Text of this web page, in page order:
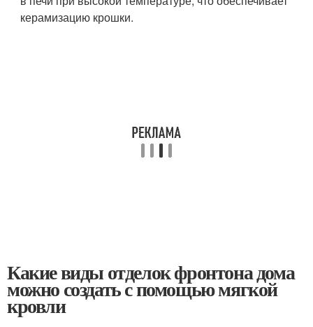
керамизацию крошки.
Какие виды отделок фронтона дома
можно создать с помощью мягкой
кровли